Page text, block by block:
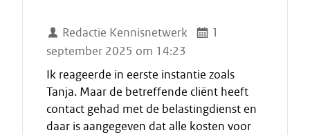
a
a
t
Redactie Kennisnetwerk
1
september 2025 om 14:23
Ik reageerde in eerste instantie zoals
Tanja. Maar de betreffende cliënt heeft
contact gehad met de belastingdienst en
daar is aangegeven dat alle kosten voor